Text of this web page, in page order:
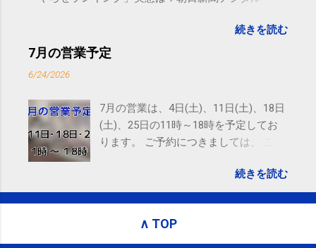
to email updates from サクマフィジカルコンディショ
ニング(@SPCstyle) - Twilog . To stop receiving these
powered by Google Google Inc., 1600 Amphitheatre
Parkway, Mountain View, CA 94043, United States
続きを読む
7月の営業予定
6/24/2026
7月の営業は、4日(土)、11日(土)、18日
(土)、25日の11時～18時を予定してお
ります。 ご予約につきましては、 こち
れないことがありますので、ご予約、
お問い合わせはSMS（ショートメッセ
続きを読む
∧ TOP